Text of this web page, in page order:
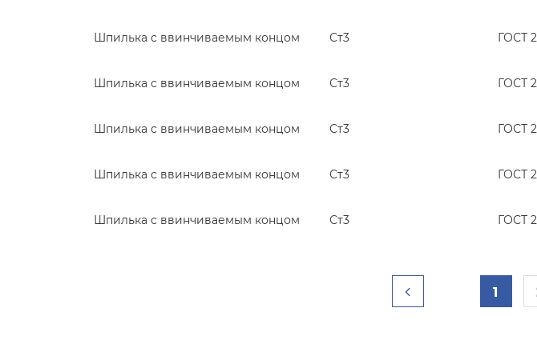
Шпилька с ввинчиваемым концом Ст3 ГОСТ
Шпилька с ввинчиваемым концом Ст3 ГОСТ
Шпилька с ввинчиваемым концом Ст3 ГОСТ
Шпилька с ввинчиваемым концом Ст3 ГОСТ
Шпилька с ввинчиваемым концом Ст3 ГОСТ
1